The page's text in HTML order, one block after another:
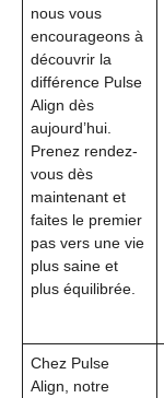
nous vous
encourageons à
découvrir la
différence Pulse
Align dès
aujourd’hui.
Prenez rendez-
vous dès
maintenant et
faites le premier
pas vers une vie
plus saine et
plus équilibrée.
Chez Pulse
Align, notre